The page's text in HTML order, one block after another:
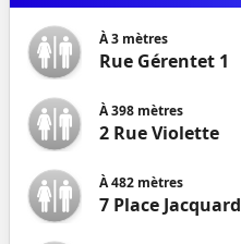
À3 mètres
Rue Gérentet 1
À398 mètres
2 Rue Violette
À482 mètres
7 Place Jacquard